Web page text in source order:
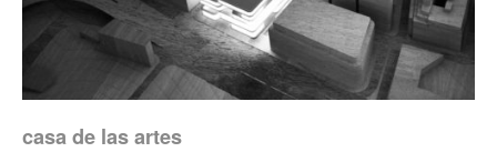
casa de las artes